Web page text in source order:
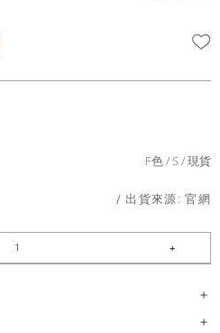
F色 S 現貨
/ 出貨來源:官網